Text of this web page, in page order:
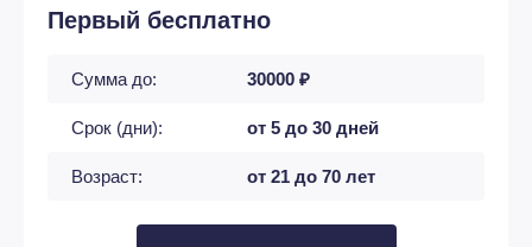
Первый бесплатно
Сумма до: 30000 ₽
Срок (дни): от 5 до 30 дней
Возраст: от 21 до 70 лет